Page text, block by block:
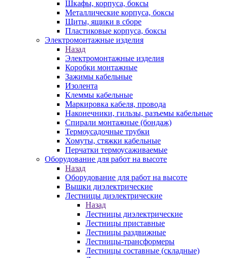
Шкафы, корпуса, боксы
Металлические корпуса, боксы
Щиты, ящики в сборе
Пластиковые корпуса, боксы
Электромонтажные изделия
Назад
Электромонтажные изделия
Коробки монтажные
Зажимы кабельные
Изолента
Клеммы кабельные
Маркировка кабеля, провода
Наконечники, гильзы, разъемы кабельные
Спирали монтажные (бондаж)
Термоусадочные трубки
Хомуты, стяжки кабельные
Перчатки термоусаживаемые
Оборудование для работ на высоте
Назад
Оборудование для работ на высоте
Вышки диэлектрические
Лестницы диэлектрические
Назад
Лестницы диэлектрические
Лестницы приставные
Лестницы раздвижные
Лестницы-трансформеры
Лестницы составные (складные)